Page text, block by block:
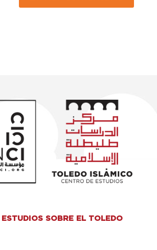
SOBRE EL TOLEDO